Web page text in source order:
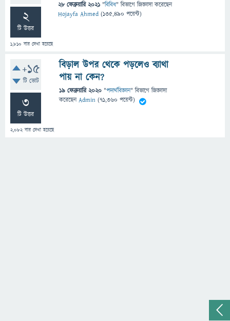
2
টি উত্তর
1,810 বার দেখা হয়েছে
28 ফেব্রুয়ারি 2021 "বিবিধ" বিভাগে জিজ্ঞাসাকরেছেন
Hojayfa Ahmed (135,490 পয়েন্ট)
+15
টি ভোট
3
টি উত্তর
2,082বার দেখা হয়েছে
বিড়াল উপর থেকে পড়লেও ব্যাথা
পায় না কেন?
19 ফেব্রুয়ারি 2020 "পদার্থবিজ্ঞান" বিভাগে জিজ্ঞাসা
করেছেনAdmin (71,360 পয়েন্ট)